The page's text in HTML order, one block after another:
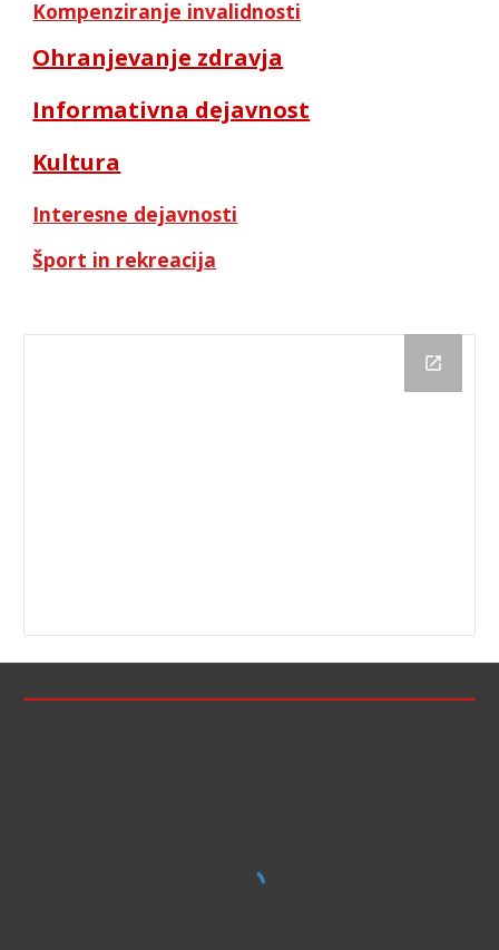
Kompenziranje invalidnosti
Ohranjevanje zdravja
Informativna dejavnost
Kultura
Interesne dejavnosti
Šport in rekreacija